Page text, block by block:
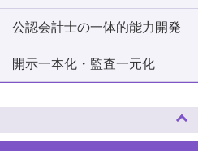
公認会計士の一体的能力開発
開示一本化・監査一元化